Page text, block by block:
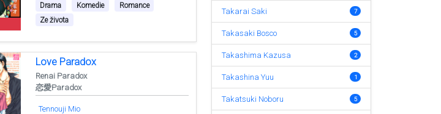
Drama Komedie
Romance
Ze života
Love Paradox
Renai Paradox
恋愛Paradox
Tennouji Mio
Takarai Saki 7
Takasaki Bosco 5
Takashima Kazusa 2
Takashina Yuu 1
Takatsuki Noboru 5